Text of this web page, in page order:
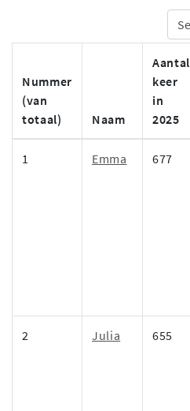
Nummer
(van
totaal)
Naam
Aantal
keer
in
2025
1 Emma 677
2 Julia 655